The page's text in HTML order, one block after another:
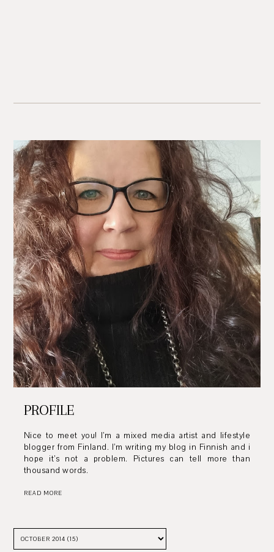
PROFILE
Nice to meet you! I’m a mixed media artist and lifestyle
blogger from Finland. I’m writing my blog in Finnish and i
hope it’s not a problem. Pictures can tell more than
thousand words.
READ MORE